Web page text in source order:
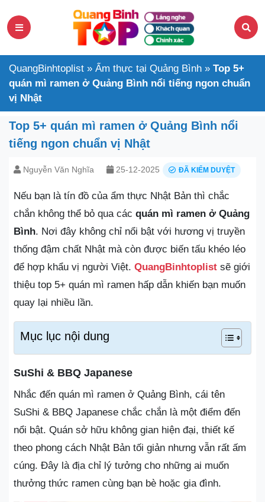
QuangBinhtoplist » Ẩm thực tại Quảng Bình » Top 5+
quán mì ramen ở Quảng Bình nổi tiếng ngon chuẩn
vị Nhật
Top 5+ quán mì ramen ở Quảng Bình nổi
tiếng ngon chuẩn vị Nhật
Nguyễn Văn Nghĩa 25-12-2025 ĐÃ KIỂM DUYỆT
Nếu bạn là tín đồ của ẩm thực Nhật Bản thì chắc
chắn không thể bỏ qua các quán mì ramen ở Quảng
Bình. Nơi đây không chỉ nổi bật với hương vị truyền
thống đậm chất Nhật mà còn được biến tấu khéo léo
để hợp khẩu vị người Việt. QuangBinhtoplist sẽ giới
thiệu top 5+ quán mì ramen hấp dẫn khiến bạn muốn
quay lại nhiều lần.
Mục lục nội dung
SuShi & BBQ Japanese
Nhắc đến quán mì ramen ở Quảng Bình, cái tên
SuShi & BBQ Japanese chắc chắn là một điểm đến
nổi bật. Quán sở hữu không gian hiện đại, thiết kế
theo phong cách Nhật Bản tối giản nhưng vẫn rất ấm
cúng. Đây là địa chỉ lý tưởng cho những ai muốn
thưởng thức ramen cùng bạn bè hoặc gia đình.